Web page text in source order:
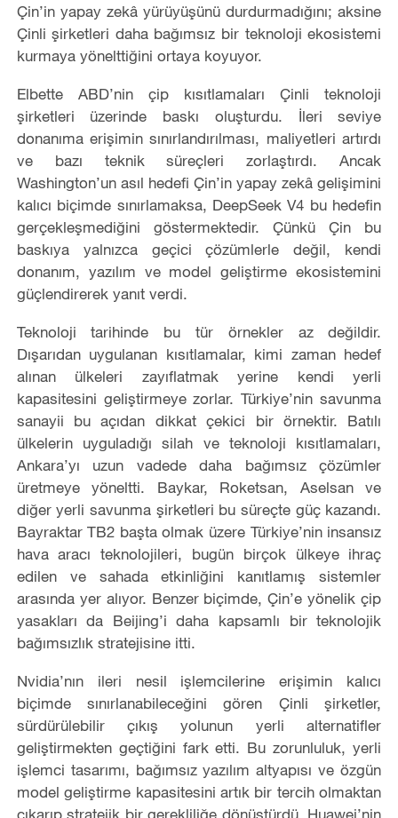
Çin’in yapay zekâ yürüyüşünü durdurmadığını; aksine
Çinli şirketleri daha bağımsız bir teknoloji ekosistemi
kurmaya yönelttiğini ortaya koyuyor.
Elbette ABD’nin çip kısıtlamaları Çinli teknoloji
şirketleri üzerinde baskı oluşturdu. İleri seviye
donanıma erişimin sınırlandırılması, maliyetleri artırdı
ve bazı teknik süreçleri zorlaştırdı. Ancak
Washington’un asıl hedefi Çin’in yapay zekâ gelişimini
kalıcı biçimde sınırlamaksa, DeepSeek V4 bu hedefin
gerçekleşmediğini göstermektedir. Çünkü Çin bu
baskıya yalnızca geçici çözümlerle değil, kendi
donanım, yazılım ve model geliştirme ekosistemini
güçlendirerek yanıt verdi.
Teknoloji tarihinde bu tür örnekler az değildir.
Dışarıdan uygulanan kısıtlamalar, kimi zaman hedef
alınan ülkeleri zayıflatmak yerine kendi yerli
kapasitesini geliştirmeye zorlar. Türkiye’nin savunma
sanayii bu açıdan dikkat çekici bir örnektir. Batılı
ülkelerin uyguladığı silah ve teknoloji kısıtlamaları,
Ankara’yı uzun vadede daha bağımsız çözümler
üretmeye yöneltti. Baykar, Roketsan, Aselsan ve
diğer yerli savunma şirketleri bu süreçte güç kazandı.
Bayraktar TB2 başta olmak üzere Türkiye’nin insansız
hava aracı teknolojileri, bugün birçok ülkeye ihraç
edilen ve sahada etkinliğini kanıtlamış sistemler
arasında yer alıyor. Benzer biçimde, Çin’e yönelik çip
yasakları da Beijing’i daha kapsamlı bir teknolojik
bağımsızlık stratejisine itti.
Nvidia’nın ileri nesil işlemcilerine erişimin kalıcı
biçimde sınırlanabileceğini gören Çinli şirketler,
sürdürülebilir çıkış yolunun yerli alternatifler
geliştirmekten geçtiğini fark etti. Bu zorunluluk, yerli
işlemci tasarımı, bağımsız yazılım altyapısı ve özgün
model geliştirme kapasitesini artık bir tercih olmaktan
çıkarıp stratejik bir gerekliliğe dönüştürdü. Huawei’nin